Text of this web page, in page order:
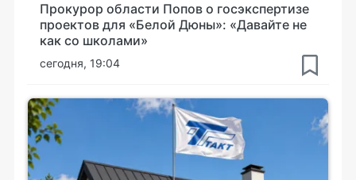
Прокурор области Попов о госэкспертизе
проектов для «Белой Дюны»: «Давайте не
как со школами»
сегодня, 19:04